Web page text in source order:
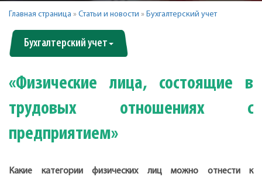
Главная страница » Статьи и новости » Бухгалтерский учет
Бухгалтерский учет
«Физические лица, состоящие в
трудовых отношениях с
предприятием»
Какие категории физических лиц можно отнести к